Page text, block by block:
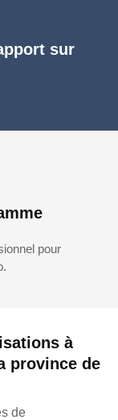
à
province de
de
sur
pour